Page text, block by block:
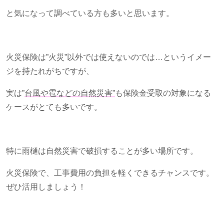
と気になって調べている方も多いと思います。
火災保険は”火災”以外では使えないのでは…というイメー
ジを持たれがちですが、
実は”台風や雹などの自然災害”も保険金受取の対象になる
ケースがとても多いです。
特に雨樋は自然災害で破損することが多い場所です。
火災保険で、工事費用の負担を軽くできるチャンスです。
ぜひ活用しましょう！